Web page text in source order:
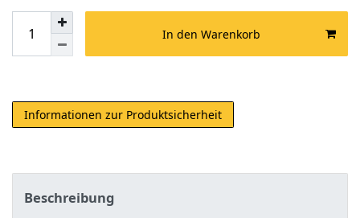
In den Warenkorb
Informationen zur Produktsicherheit
Beschreibung